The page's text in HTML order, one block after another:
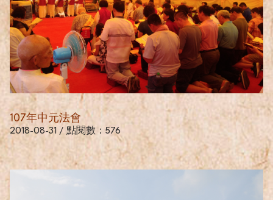
107年中元法會
2018-08-31 / 點閱數：576